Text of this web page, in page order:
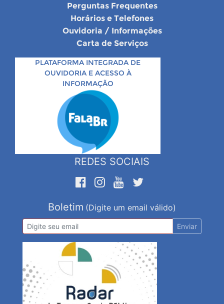
Perguntas Frequentes
Horários e Telefones
Ouvidoria / Informações
Carta de Serviços
PLATAFORMA INTEGRADA DE
OUVIDORIA E ACESSO À
INFORMAÇÃO
REDES SOCIAIS
Boletim (Digite um email válido)
Enviar